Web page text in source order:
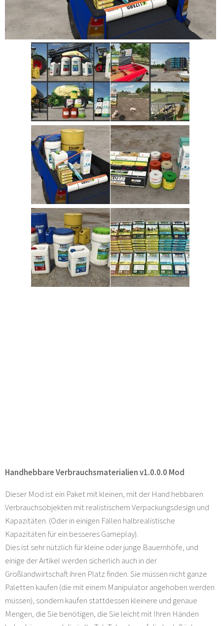
Handhebbare Verbrauchsmaterialien v1.0.0.0 Mod
Dieser Mod ist ein Paket mit kleinen, mit der Hand hebbaren
Verbrauchsobjekten mit realistischem Verpackungsdesign und
Kapazitäten. (Oder in einigen Fällen halbrealistische
Kapazitäten für ein besseres Gameplay).
Dies ist sehr nützlich für kleine oder junge Bauernhöfe, und
einige der Artikel werden sicherlich auch in der
Großlandwirtschaft ihren Platz finden. Sie müssen nicht ganze
Paletten kaufen (die mit einem Manipulator angehoben werden
müssen), sondern kaufen stattdessen kleinere und genaue
Mengen, die Sie benötigen, die Sie leicht mit Ihren Händen